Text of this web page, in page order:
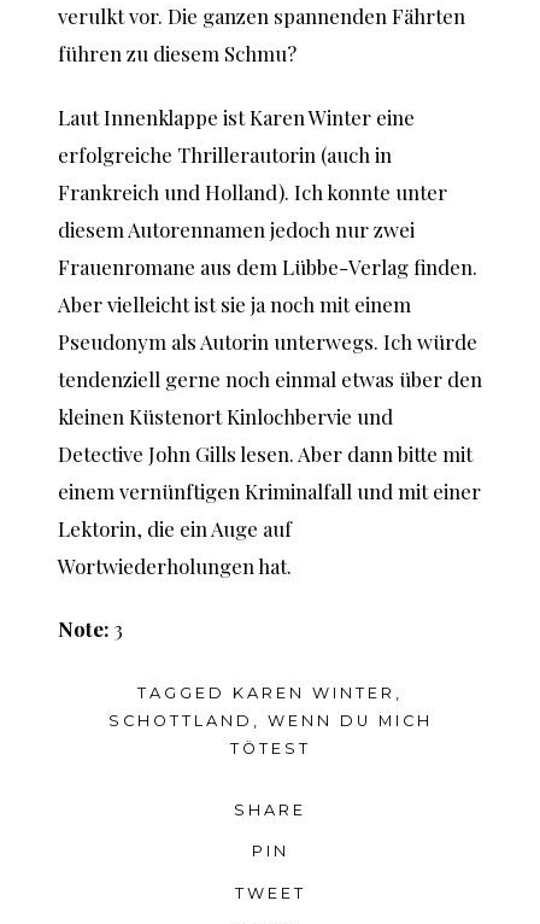
verulkt vor. Die ganzen spannenden Fährten
führen zu diesem Schmu?
Laut Innenklappe ist Karen Winter eine
erfolgreiche Thrillerautorin (auch in
Frankreich und Holland). Ich konnte unter
diesem Autorennamen jedoch nur zwei
Frauenromane aus dem Lübbe-Verlag finden.
Aber vielleicht ist sie ja noch mit einem
Pseudonym als Autorin unterwegs. Ich würde
tendenziell gerne noch einmal etwas über den
kleinen Küstenort Kinlochbervie und
Detective John Gills lesen. Aber dann bitte mit
einem vernünftigen Kriminalfall und mit einer
Lektorin, die ein Auge auf
Wortwiederholungen hat.
Note: 3
TAGGED KAREN WINTER ,
SCHOTTLAND , WENN DU MICH
TÖTEST
SHARE
PIN
TWEET